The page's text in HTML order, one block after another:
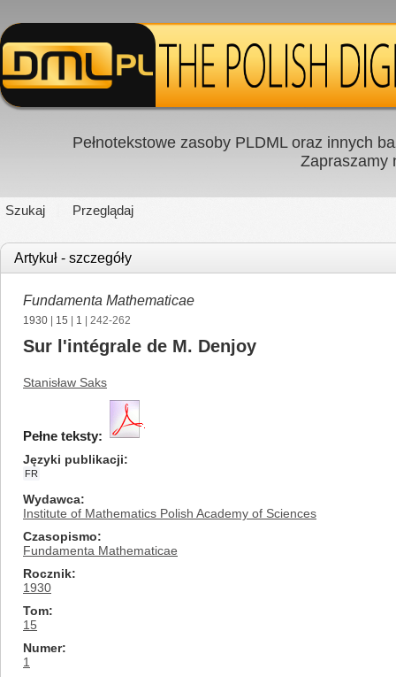
Pełnotekstowe zasoby PLDML oraz innych
Zapraszamy
Szukaj Przeglądaj
Artykuł - szczegóły
Fundamenta Mathematicae
1930 15 1 | 242-262
Sur l'intégrale de M. Denjoy
Stanisław Saks
Pełne teksty:
Języki publikacji
FR
Wydawca
Institute of Mathematics Polish Academy of Sciences
Czasopismo
Fundamenta Mathematicae
Rocznik
1930
Tom
15
Numer
1